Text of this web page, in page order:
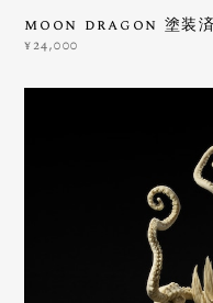
moon dragon 塗装済
¥24,000